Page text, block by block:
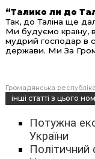
“Талико ли до
Так, до Таліна ще
Ми будуємо країну,
мудрий господар в
держави. Ми За
Громадянська республіка
інші статті з цього
Потужна
України